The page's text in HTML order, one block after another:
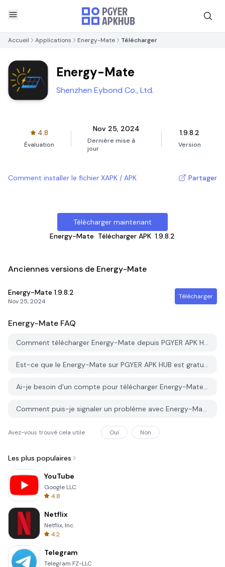
Accueil Applications Energy-Mate Télécharger
Energy-Mate
Shenzhen Eybond Co., Ltd.
4.8
Évaluation
Nov 25, 2024
Dernière mise à
jour
1.9.8.2
Version
Comment installer le fichier XAPK / APK Partager
Télécharger maintenant
Energy-Mate Télécharger APK 1.9.8.2
Anciennes versions de Energy-Mate
Energy-Mate 1.9.8.2
Nov 25, 2024
Télécharger
Energy-Mate FAQ
Comment télécharger Energy-Mate depuis PGYER APK HUB?
Est-ce que le Energy-Mate sur PGYER APK HUB est gratuit?
Ai-je besoin d'un compte pour télécharger Energy-Mate depuis PGYER APK HUB?
Comment puis-je signaler un problème avec Energy-Mate sur PGYER APK HUB?
Avez-vous trouvé cela utile Oui Non
Les plus populaires
YouTube
Google LLC
4.8
Netflix
Netflix, Inc.
4.2
Telegram
Telegram FZ-LLC